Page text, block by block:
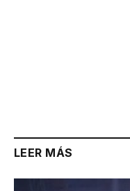
LEER MÁS